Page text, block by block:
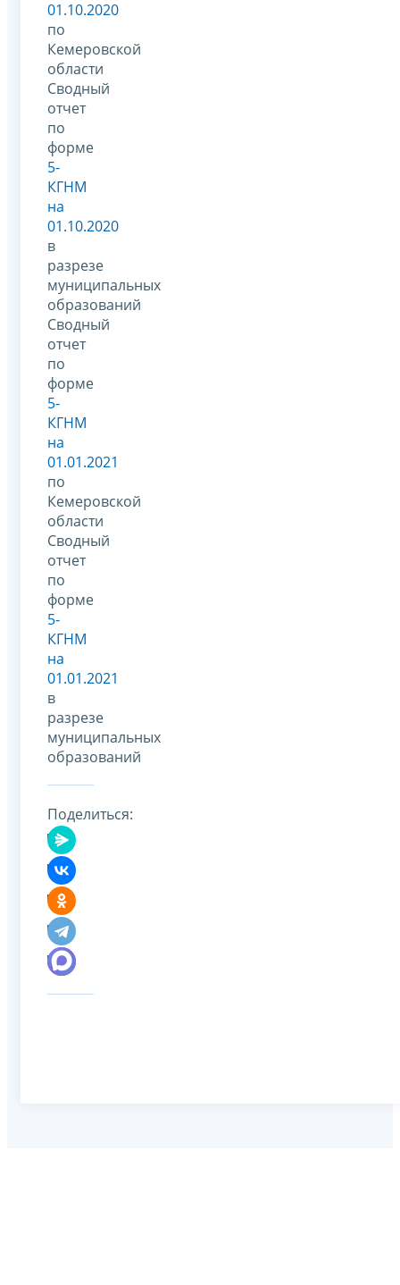
01.10.2020
по
Кемеровской
области
Сводный
отчет
по
форме
5-
КГНМ
на
01.10.2020
в
разрезе
муниципальных
образований
Сводный
отчет
по
форме
5-
КГНМ
на
01.01.2021
по
Кемеровской
области
Сводный
отчет
по
форме
5-
КГНМ
на
01.01.2021
в
разрезе
муниципальных
образований
Поделиться: